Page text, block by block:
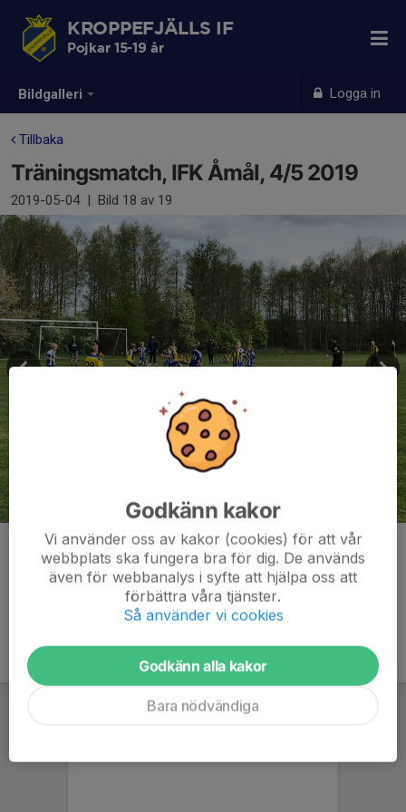
Bildgalleri Logga in
KROPPEFJÄLLS IF
Pojkar 15-19 år
Tillbaka
Träningsmatch, IFK Åmål, 4/5 2019
2019-05-04 | Bild 18 av 19
Kommentarer
Godkänn kakor
Vi använder oss av kakor (cookies) för att vår
webbplats ska fungera bra för dig. De används
även för webbanalys i syfte att hjälpa oss att
förbättra våra tjänster.
Så använder vi cookies
Godkänn alla kakor
Bara nödvändiga